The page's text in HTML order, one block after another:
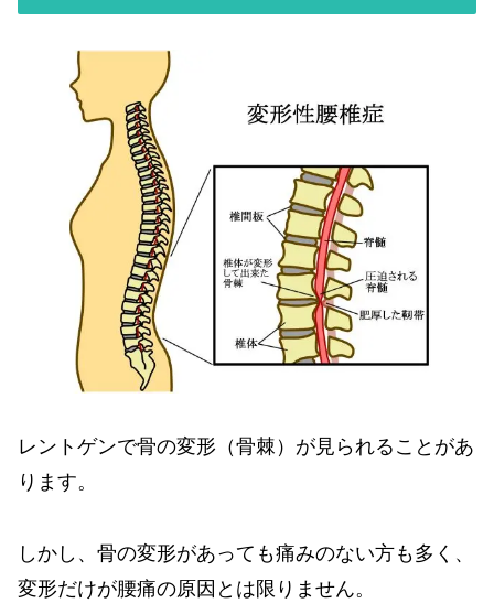
レントゲンで骨の変形（骨棘）が見られることがあ
ります。
しかし、骨の変形があっても痛みのない方も多く、
変形だけが腰痛の原因とは限りません。